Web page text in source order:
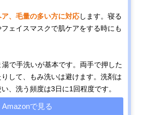
、毛量の多い方に対応します。寝る
ェイスマスクで肌ケアをする時にも
で手洗いが基本です。両手で押した
して、もみ洗いは避けます。洗剤は
、洗う頻度は3日に1回程度です。
Amazonで見る